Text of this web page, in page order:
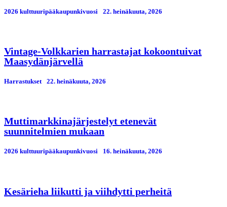
2026 kulttuuripääkaupunkivuosi 22. heinäkuuta, 2026
Vintage-Volkkarien harrastajat kokoontuivat
Maasydänjärvellä
Harrastukset 22. heinäkuuta, 2026
Muttimarkkinajärjestelyt etenevät
suunnitelmien mukaan
2026 kulttuuripääkaupunkivuosi 16. heinäkuuta, 2026
Kesärieha liikutti ja viihdytti perheitä